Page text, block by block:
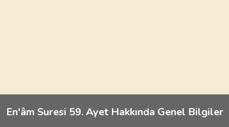
En'âm Suresi 59. Ayet Hakkında Genel Bilgiler